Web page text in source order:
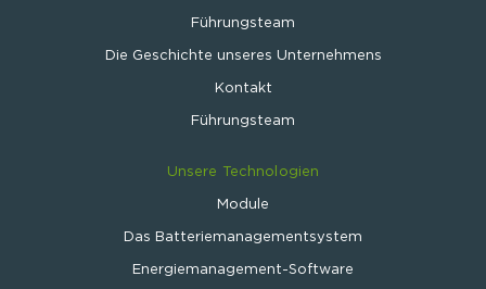
Führungsteam
Die Geschichte unseres Unternehmens
Kontakt
Führungsteam
Unsere Technologien
Module
Das Batteriemanagementsystem
Energiemanagement-Software